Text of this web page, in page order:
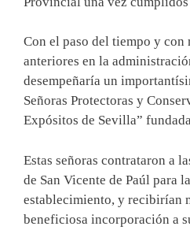
Con el paso del tiempo y con
anteriores en la
desempeñaría un
Señoras Protectoras y
Expósitos de Sevilla”
Estas señoras contrataron a
de San Vicente de Paúl para
establecimiento, y recibirían
beneficiosa incorporación a